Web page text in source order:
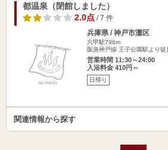
都温泉（閉館しました）
2.0点/ 7 件
兵庫県 / 神戸市灘区
六甲駅796m
阪急神戸線 王子公園駅より
営業時間 11:30～24:00
入浴料金 410円～
日帰り
関連情報から探す